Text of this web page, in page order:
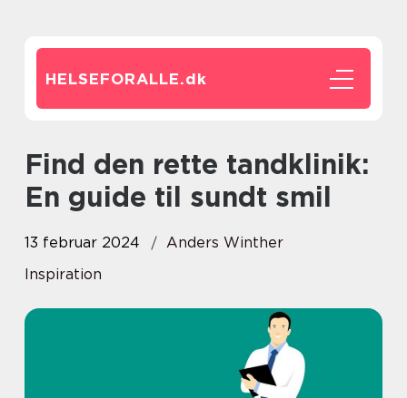
HELSEFORALLE.dk
Find den rette tandklinik:
En guide til sundt smil
13 februar 2024
Anders Winther
Inspiration